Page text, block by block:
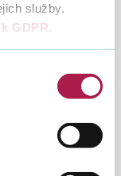
služby.
GDPRfinancí
který by
EET